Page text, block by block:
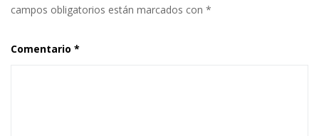
campos obligatorios están marcados con *
Comentario *